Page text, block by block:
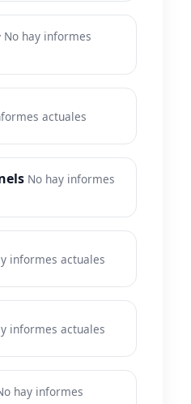
No hay informes
actuales
No hay informes
informes actuales
informes actuales
hay informes